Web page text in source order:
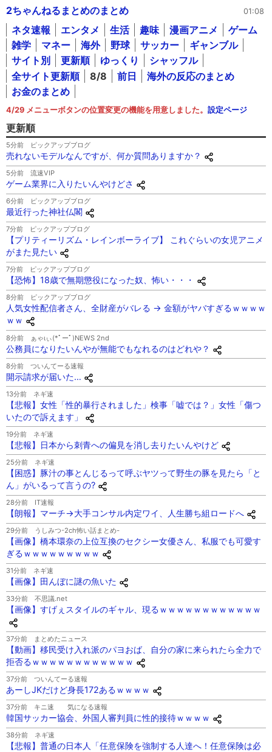
2ちゃんねるまとめのまとめ 01:08
ネタ速報 エンタメ 生活 趣味 漫画アニメ
ゲーム
雑学
マネー 海外 野球 サッカー
ギャンブル
サイト別
更新順 ゆっくり
シャッフル
全サイト更新順
8/8 前日
海外の反応のまとめ
お金のまとめ
4/29 メニューボタンの位置変更の機能を用意しました。 設定ページ
更新順
5分前 ピックアップブログ
売れないモデルなんですが、何か質問ありますか？
5分前 流速VIP
ゲーム業界に入りたいんやけどさ
6分前 ピックアップブログ
最近行った神社仏閣
7分前 ピックアップブログ
【プリティーリズム・レインボーライブ】 これぐらいの女児アニメ
がまた見たい
7分前 ピックアップブログ
【恐怖】18歳で無期懲役になった奴、怖い・・・
8分前 ピックアップブログ
人気女性配信者さん、全財産がバレる → 金額がヤバすぎるｗｗｗｗ
ｗｗ
8分前 ぁゃιぃ(*ﾟーﾟ)NEWS 2nd
公務員になりたいんやが無能でもなれるのはどれや？
8分前 ついんてーる速報
開示請求が届いた…
13分前 ネギ速
【悲報】女性「性的暴行されました」検事「嘘では？」女性「傷つ
いたので訴えます」
19分前 ネギ速
【悲報】日本から刺青への偏見を消し去りたいんやけど
25分前 ネギ速
【困惑】豚汁の事とんじるって呼ぶヤツって野生の豚を見たら「と
ん」がいるって言うの?
28分前 IT速報
【朗報】マーチ→大手コンサル内定ワイ、人生勝ち組ロードへ
29分前 うしみつ-2ch怖い話まとめ-
【画像】橋本環奈の上位互換のセクシー女優さん、私服でも可愛す
ぎるｗｗｗｗｗｗｗｗｗ
31分前 ネギ速
【画像】田んぼに謎の魚いた
33分前 不思議.net
【画像】すげぇスタイルのギャル、現るｗｗｗｗｗｗｗｗｗｗｗｗ
37分前 まとめたニュース
【動画】移民受け入れ派のパヨおば、自分の家に来られたら全力で
拒否るｗｗｗｗｗｗｗｗｗｗｗｗ
37分前 ついんてーる速報
あーしJKだけど身長172あるｗｗｗｗ
37分前 キニ速 気になる速報
韓国サッカー協会、外国人審判員に性的接待ｗｗｗｗ
38分前 ネギ速
【悲報】普通の日本人「任意保険を強制する人達へ！任意保険は必